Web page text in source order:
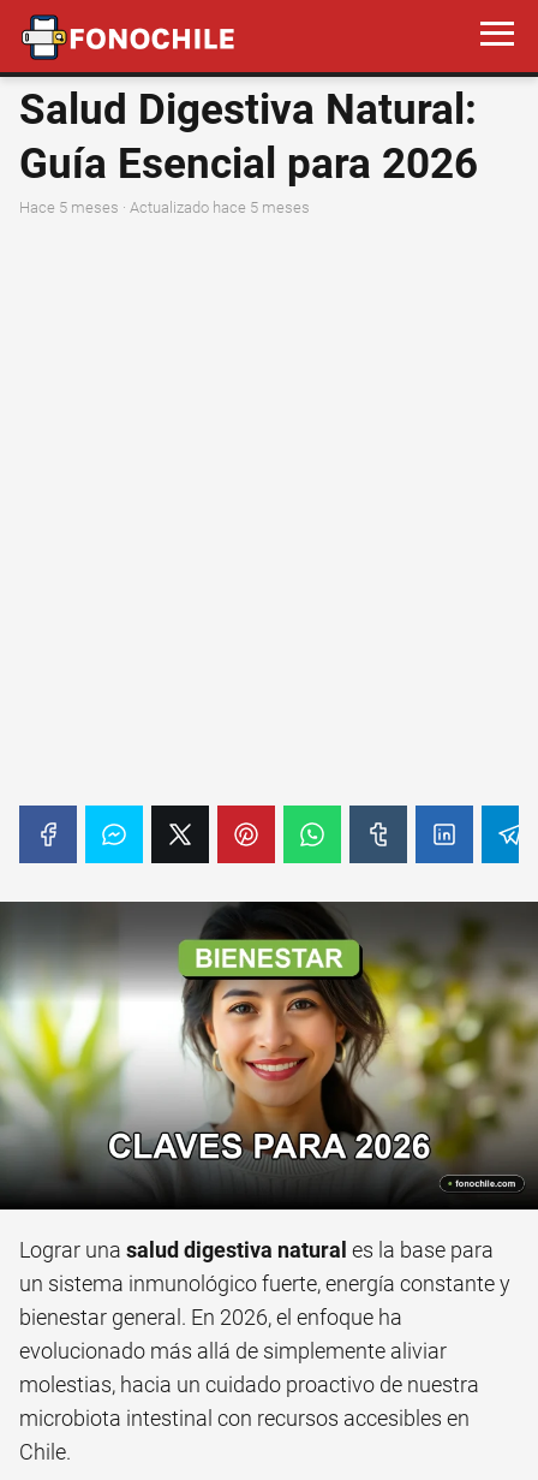
Salud Digestiva Natural:
Guía Esencial para 2026
hace 5 meses · Actualizado hace 5 meses
Lograr una salud digestiva natural es la base para
un sistema inmunológico fuerte, energía constante y
bienestar general. En 2026, el enfoque ha
evolucionado más allá de simplemente aliviar
molestias, hacia un cuidado proactivo de nuestra
microbiota intestinal con recursos accesibles en
Chile.